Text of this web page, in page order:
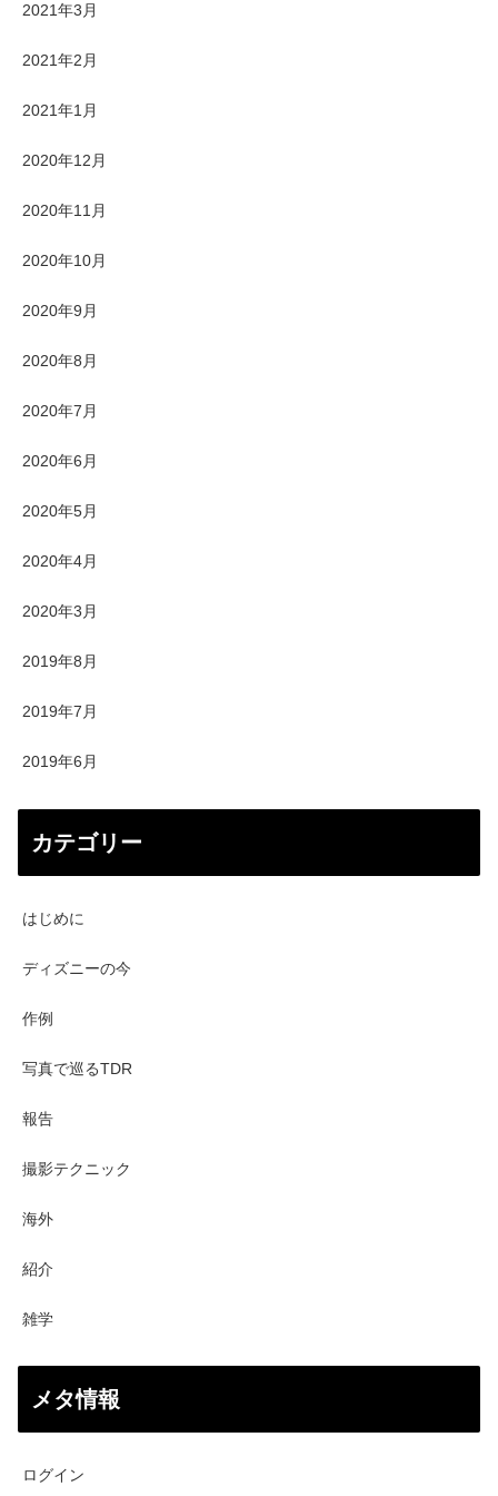
2021年3月
2021年2月
2021年1月
2020年12月
2020年11月
2020年10月
2020年9月
2020年8月
2020年7月
2020年6月
2020年5月
2020年4月
2020年3月
2019年8月
2019年7月
2019年6月
カテゴリー
はじめに
ディズニーの今
作例
写真で巡るTDR
報告
撮影テクニック
海外
紹介
雑学
メタ情報
ログイン